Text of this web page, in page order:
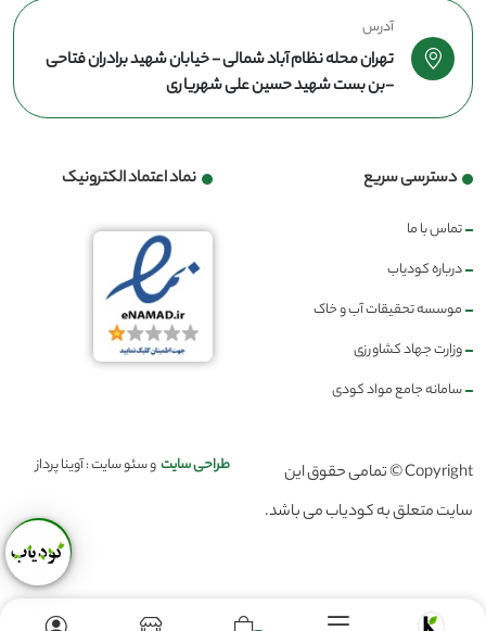
آدرس
تهران محله نظام آباد شمالی - خیابان شهید برادران فتاحی
-بن بست شهید حسین علی شهریاری
دسترسی سریع
تماس با ما
درباره کودیاب
موسسه تحقیقات آب و خاک
وزارت جهاد کشاورزی
سامانه جامع مواد کودی
نماد اعتماد الکترونیک
Copyright © تمامی حقوق این
سایت متعلق به کودیاب می باشد.
طراحی سایتو سئو سایت : آوینا پرداز